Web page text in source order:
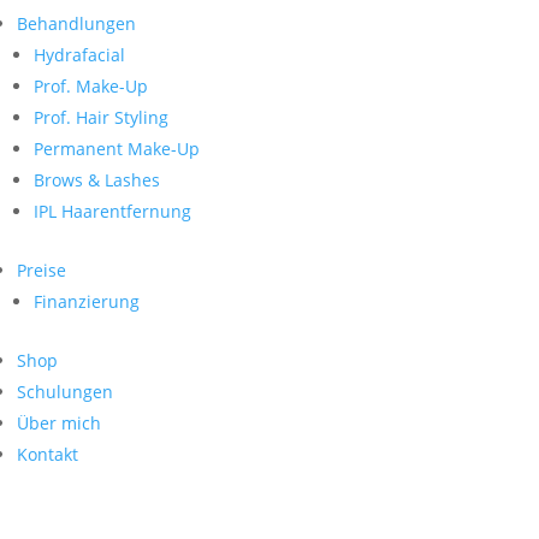
Behandlungen
Hydrafacial
Prof. Make-Up
Prof. Hair Styling
Permanent Make-Up
Brows & Lashes
IPL Haarentfernung
Preise
Finanzierung
Shop
Schulungen
Über mich
Kontakt
nach:
Neueste Kommentare
Archiv
Kategorien
Keine Kategorien
Meta
Anmelden
Feed der Einträge
WordPress.org
Search
nach:
Archive
Kontakt
Impressum
Datenschutz